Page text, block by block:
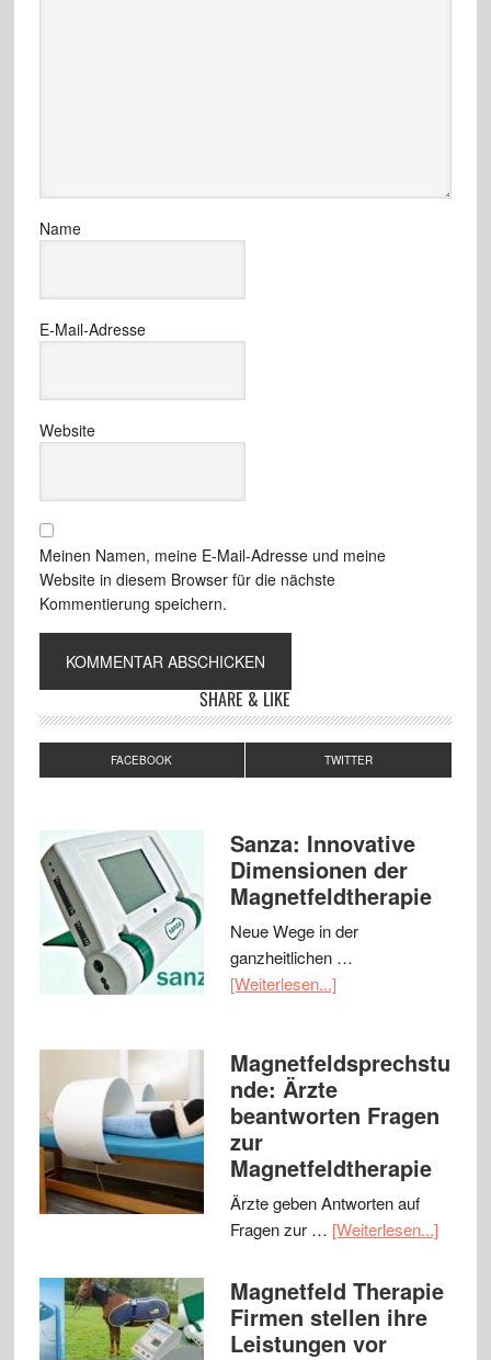
Name
E-Mail-Adresse
Website
Meinen Namen, meine E-Mail-Adresse und meine
Website in diesem Browser für die nächste
Kommentierung speichern.
SHARE & LIKE
FACEBOOK TWITTER
Sanza: Innovative
Dimensionen der
Magnetfeldtherapie
Neue Wege in der
ganzheitlichen …
[Weiterlesen...]
Magnetfeldsprechstu
nde: Ärzte
beantworten Fragen
zur
Magnetfeldtherapie
Ärzte geben Antworten auf
Fragen zur … [Weiterlesen...]
Magnetfeld Therapie
Firmen stellen ihre
Leistungen vor